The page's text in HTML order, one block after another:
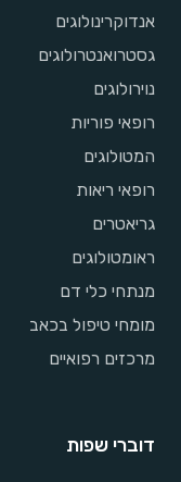
אנדוקרינולוגים
גסטרואנטרולוגים
נוירולוגים
רופאי פוריות
המטולוגים
רופאי ריאות
גריאטרים
ראומטולוגים
מנתחי כלי דם
מומחי טיפול בכאב
מרכזים רפואיים
דוברי שפות